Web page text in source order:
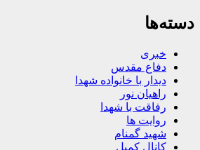
دسته‌ها
خبری
دفاع مقدس
دیدار با خانواده شهدا
راهیان نور
رفاقت با شهدا
روایت ها
شهید گمنام
کانال کمیل